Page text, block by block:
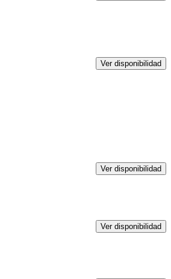
Ver disponibilidad
Ver disponibilidad
Ver disponibilidad